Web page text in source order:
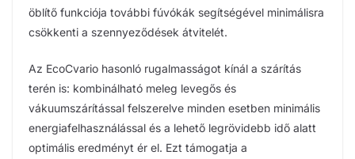
öblítő funkciója további fúvókák segítségével minimálisra
csökkenti a szennyeződések átvitelét.
Az EcoCvario hasonló rugalmasságot kínál a szárítás
terén is: kombinálható meleg levegős és
vákuumszárítással felszerelve minden esetben minimális
energiafelhasználással és a lehető legrövidebb idő alatt
optimális eredményt ér el. Ezt támogatja a